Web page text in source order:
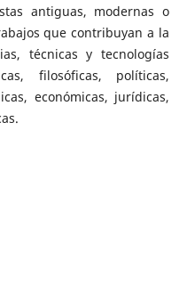
antiguas, modernas o
que contribuyan a la
técnicas y tecnologías
filosóficas, políticas,
económicas, jurídicas,